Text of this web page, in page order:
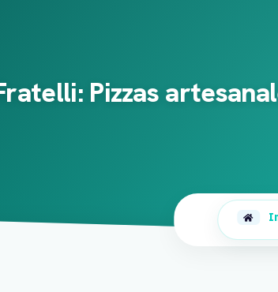
Pizzas